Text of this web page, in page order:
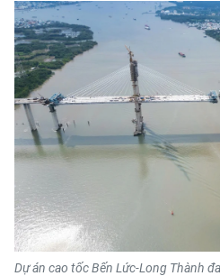
KIỂM CHỨNG THÔNG TIN
TRI THỨC CHUYÊN SÂU
54 DÂN TỘC VIỆT NAM
CHƯƠNG TRÌNH OCOP - MỖI
MỘT SẢN PHẨM
RADIO
Dự án cao tốc Bến Lức-Long Thành